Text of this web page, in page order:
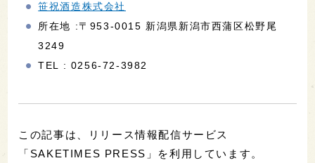
笹祝酒造株式会社
所在地 :〒953-0015 新潟県新潟市西蒲区松野尾
3249
TEL : 0256-72-3982
この記事は、リリース情報配信サービス
「SAKETIMES PRESS」を利用しています。